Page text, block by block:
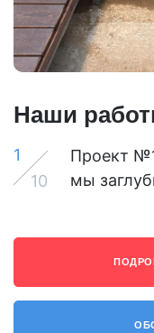
Наши
1
10
Проект
мы